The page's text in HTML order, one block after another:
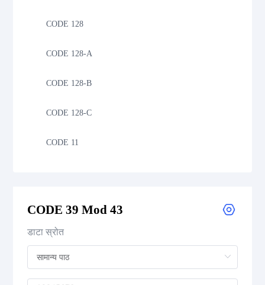
CODE 128
CODE 128-A
CODE 128-B
CODE 128-C
CODE 11
CODE 39 Mod 43
CODE 93
CODE 39 Mod 43
डाटा स्रोत